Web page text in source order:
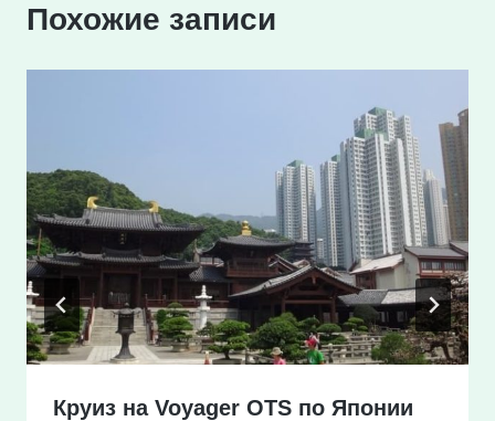
Похожие записи
Круиз на Voyager OTS по Японии